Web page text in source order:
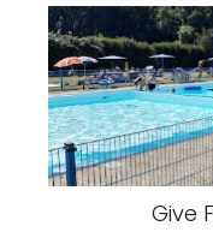
Give